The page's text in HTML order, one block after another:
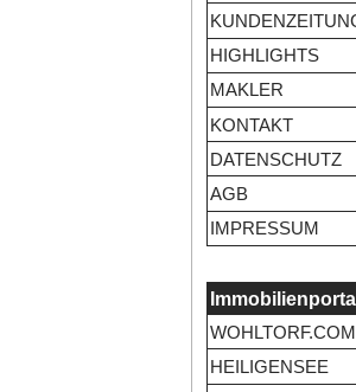
HIGHLIGHTS
MAKLER
KONTAKT
DATENSCHUTZ
AGB
IMPRESSUM
WOHLTORF.COM
HEILIGENSEE